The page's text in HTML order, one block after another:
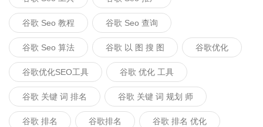
谷歌 Seo 教程 谷歌 Seo 查询
谷歌 Seo 算法 谷歌 以 图 搜 图 谷歌优化
谷歌优化SEO工具 谷歌 优化 工具
谷歌 关键 词 排名 谷歌 关键 词 规划 师
谷歌 排名 谷歌排名 谷歌 排名 优化